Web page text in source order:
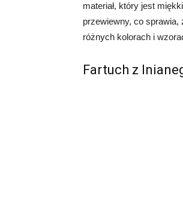
materiał, który jest
przewiewny, co sprawia,
różnych kolorach i
Fartuch z